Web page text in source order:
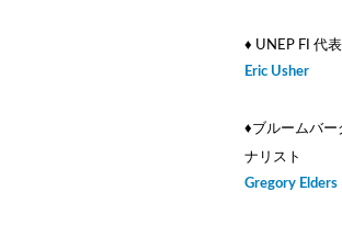
♦ UNEP FI 代表
Eric Usher
♦ブルームバー
ナリスト
Gregory Elders